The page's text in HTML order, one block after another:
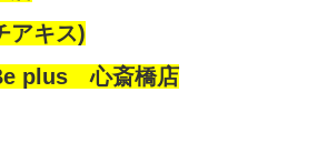
アキス)
plus 心斎橋店